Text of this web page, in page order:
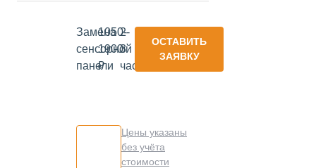
Замена
сенсорной
панели
1050-
1900
₽
2-
3
часа
ОСТАВИТЬ
ЗАЯВКУ
Цены указаны
без учёта
стоимости